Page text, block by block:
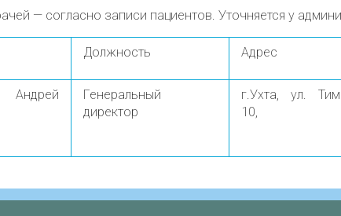
— согласно записи пациентов. Уточняется у
Должность Адрес
Генеральный
директор
г.Ухта, ул.
10,